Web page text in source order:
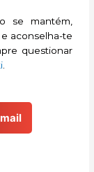
se mantém,
aconselha-te
questionar